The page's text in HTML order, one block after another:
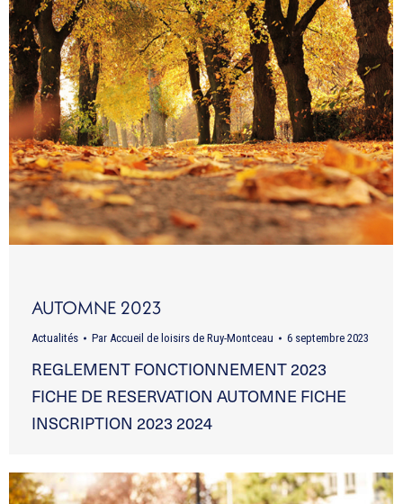
AUTOMNE 2023
Actualités Par Accueil de loisirs de Ruy-Montceau 6 septembre 2023
REGLEMENT FONCTIONNEMENT 2023
FICHE DE RESERVATION AUTOMNE FICHE
INSCRIPTION 2023 2024